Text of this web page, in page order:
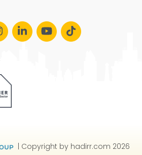
| Copyright by hadirr.com 2026